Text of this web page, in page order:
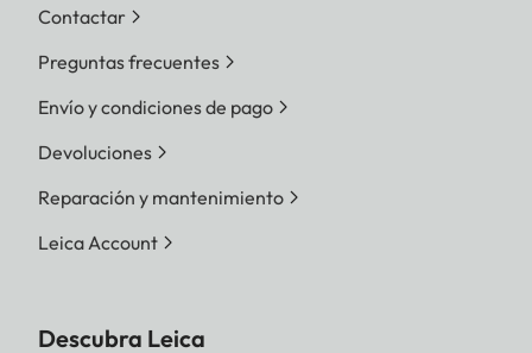
Contactar
Preguntas frecuentes
Envío y condiciones de pago
Devoluciones
Reparación y mantenimiento
Leica Account
Descubra Leica